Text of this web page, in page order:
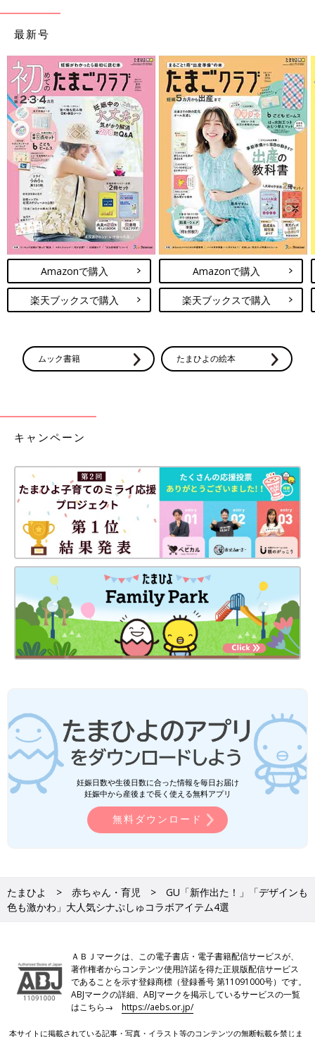
最新号
Amazonで購入
楽天ブックスで購入
Amazonで購入
楽天ブックスで購入
ムック書籍 たまひよの絵本
キャンペーン
妊娠日数や生後日数に合った情報を毎日お届け
妊娠中から産後まで長く使える無料アプリ
無料ダウンロード
たまひよ 赤ちゃん・育児
GU「新作出た！」「デザインも
色も激かわ」大人気シナぷしゅコラボアイテム4選
ＡＢＪマークは、この電子書店・電子書籍配信サービスが、
著作権者からコンテンツ使用許諾を得た正規版配信サービス
であることを示す登録商標（登録番号 第11091000号）です。
ABJマークの詳細、ABJマークを掲示しているサービスの一覧
はこちら→https://aebs.or.jp/
本サイトに掲載されている記事・写真・イラスト等のコンテンツの無断転載を禁じま